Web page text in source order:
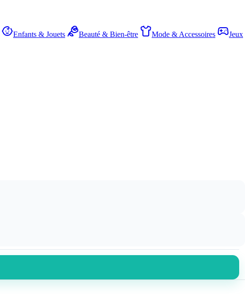
Enfants & Jouets Beauté & Bien-être Mode & Accessoires
Jeux